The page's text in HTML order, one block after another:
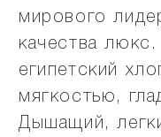
мирового
качества
египетский
мягкостью,
Дышащий,